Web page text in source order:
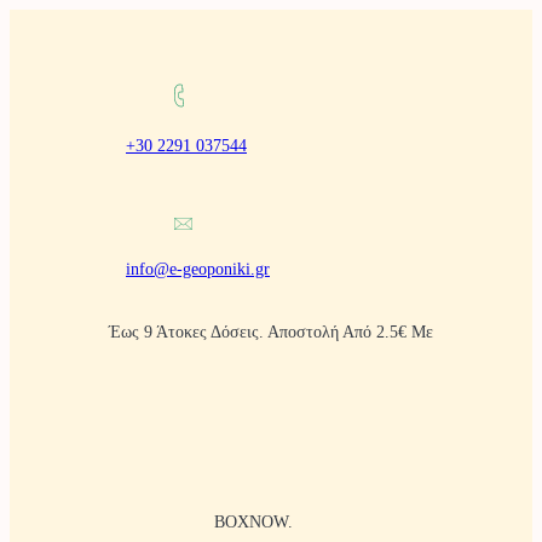
+30 2291 037544
info@e-geoponiki.gr
Έως 9 Άτοκες Δόσεις. Αποστολή Από 2.5€ Με
BOXNOW.